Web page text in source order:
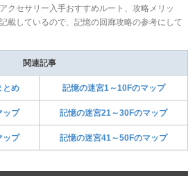
クセサリー入手おすすめルート、攻略メリッ
載しているので、記憶の回廊攻略の参考にして
関連記事
とめ 記憶の迷宮1～10Fのマップ
ップ 記憶の迷宮21～30Fのマップ
ップ 記憶の迷宮41～50Fのマップ